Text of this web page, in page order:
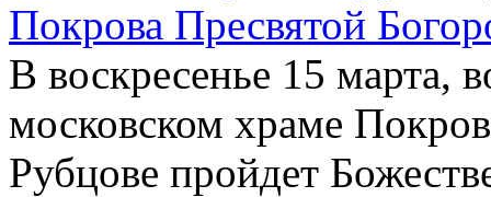
Покрова Пресвятой
В воскресенье 15 марта,
московском храме
Рубцове пройдет